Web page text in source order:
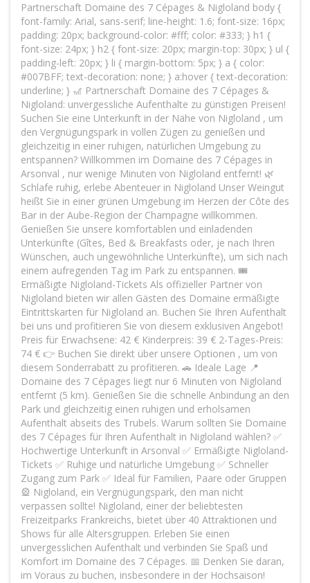
Partnerschaft Domaine des 7 Cépages & Nigloland body {
font-family: Arial, sans-serif; line-height: 1.6; font-size: 16px;
padding: 20px; background-color: #fff; color: #333; } h1 {
font-size: 24px; } h2 { font-size: 20px; margin-top: 30px; } ul {
padding-left: 20px; } li { margin-bottom: 5px; } a { color:
#007BFF; text-decoration: none; } a:hover { text-decoration:
underline; } 🎢 Partnerschaft Domaine des 7 Cépages &
Nigloland: unvergessliche Aufenthalte zu günstigen Preisen!
Suchen Sie eine Unterkunft in der Nähe von Nigloland , um
den Vergnügungspark in vollen Zügen zu genießen und
gleichzeitig in einer ruhigen, natürlichen Umgebung zu
entspannen? Willkommen im Domaine des 7 Cépages in
Arsonval , nur wenige Minuten von Nigloland entfernt! 🌿
Schlafe ruhig, erlebe Abenteuer in Nigloland Unser Weingut
heißt Sie in einer grünen Umgebung im Herzen der Côte des
Bar in der Aube-Region der Champagne willkommen.
Genießen Sie unsere komfortablen und einladenden
Unterkünfte (Gîtes, Bed & Breakfasts oder, je nach Ihren
Wünschen, auch ungewöhnliche Unterkünfte), um sich nach
einem aufregenden Tag im Park zu entspannen. 🎟
Ermäßigte Nigloland-Tickets Als offizieller Partner von
Nigloland bieten wir allen Gästen des Domaine ermäßigte
Eintrittskarten für Nigloland an. Buchen Sie Ihren Aufenthalt
bei uns und profitieren Sie von diesem exklusiven Angebot!
Preis für Erwachsene: 42 € Kinderpreis: 39 € 2-Tages-Preis:
74 € 👉 Buchen Sie direkt über unsere Optionen , um von
diesem Sonderrabatt zu profitieren. 🚗 Ideale Lage 📍
Domaine des 7 Cépages liegt nur 6 Minuten von Nigloland
entfernt (5 km). Genießen Sie die schnelle Anbindung an den
Park und gleichzeitig einen ruhigen und erholsamen
Aufenthalt abseits des Trubels. Warum sollten Sie Domaine
des 7 Cépages für Ihren Aufenthalt in Nigloland wählen? ✅
Hochwertige Unterkunft in Arsonval ✅ Ermäßigte Nigloland-
Tickets ✅ Ruhige und natürliche Umgebung ✅ Schneller
Zugang zum Park ✅ Ideal für Familien, Paare oder Gruppen
🎡 Nigloland, ein Vergnügungspark, den man nicht
verpassen sollte! Nigloland, einer der beliebtesten
Freizeitparks Frankreichs, bietet über 40 Attraktionen und
Shows für alle Altersgruppen. Erleben Sie einen
unvergesslichen Aufenthalt und verbinden Sie Spaß und
Komfort im Domaine des 7 Cépages. 📅 Denken Sie daran,
im Voraus zu buchen, insbesondere in der Hochsaison!